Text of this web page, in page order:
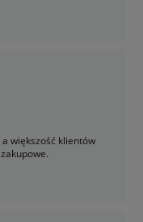
a większość klientów